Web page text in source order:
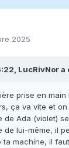
2025
LucRivNora
prise en
ça va vite et
de Ada (violet)
de lui-même, il
machine, il